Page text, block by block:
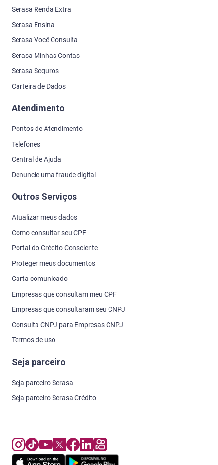
Serasa Renda Extra
Serasa Ensina
Serasa Você Consulta
Serasa Minhas Contas
Serasa Seguros
Carteira de Dados
Atendimento
Pontos de Atendimento
Telefones
Central de Ajuda
Denuncie uma fraude digital
Outros Serviços
Atualizar meus dados
Como consultar seu CPF
Portal do Crédito Consciente
Proteger meus documentos
Carta comunicado
Empresas que consultam meu CPF
Empresas que consultaram seu CNPJ
Consulta CNPJ para Empresas CNPJ
Termos de uso
Seja parceiro
Seja parceiro Serasa
Seja parceiro Serasa Crédito